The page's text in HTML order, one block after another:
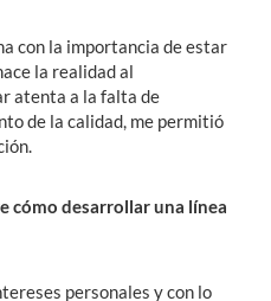
con la importancia de estar
la realidad al
atenta a la falta de
de la calidad, me permitió
cómo desarrollar una línea
personales y con lo